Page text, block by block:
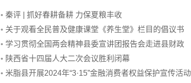
• 秦评 | 抓好春耕备耕 力保夏粮丰收
• 关于观看全民普及健康课堂《养生堂》栏目的倡议书
• 学习贯彻全国两会精神县委宣讲团报告会走进县财政
局
• 陕西省十四届人大二次会议胜利闭幕
• 米脂县开展2024年“3·15”金融消费者权益保护宣传活动